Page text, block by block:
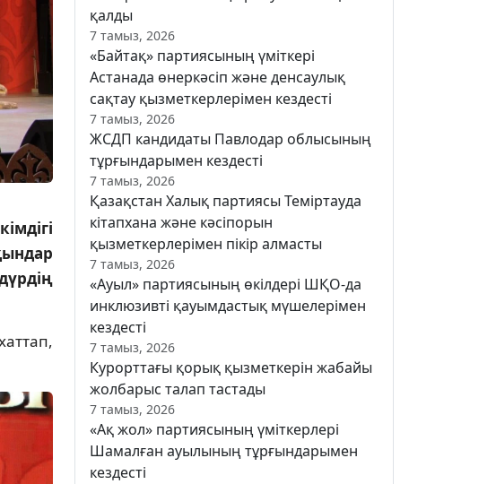
қалды
7 тамыз, 2026
«Байтақ» партиясының үміткері
Астанада өнеркәсіп және денсаулық
сақтау қызметкерлерімен кездесті
7 тамыз, 2026
ЖСДП кандидаты Павлодар облысының
тұрғындарымен кездесті
7 тамыз, 2026
Қазақстан Халық партиясы Теміртауда
кітапхана және кәсіпорын
қызметкерлерімен пікір алмасты
7 тамыз, 2026
«Ауыл» партиясының өкілдері ШҚО-да
инклюзивті қауымдастық мүшелерімен
кездесті
7 тамыз, 2026
Курорттағы қорық қызметкерін жабайы
жолбарыс талап тастады
7 тамыз, 2026
«Ақ жол» партиясының үміткерлері
Шамалған ауылының тұрғындарымен
кездесті